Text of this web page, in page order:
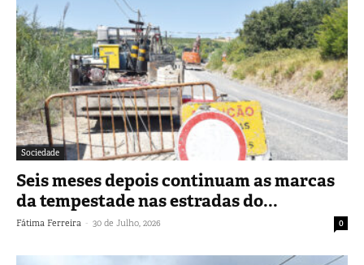
Sociedade
Seis meses depois continuam as marcas
da tempestade nas estradas do...
Fátima Ferreira - 30 de Julho, 2026 0